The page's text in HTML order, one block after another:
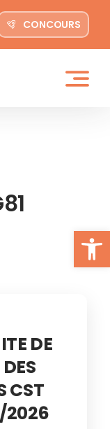
Ouvrir
CONCOURS
DE
CST
2026